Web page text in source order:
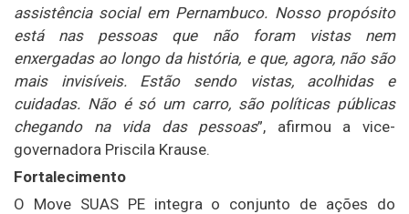
assistência social em Pernambuco. Nosso propósito
está nas pessoas que não foram vistas nem
enxergadas ao longo da história, e que, agora, não são
mais invisíveis. Estão sendo vistas, acolhidas e
cuidadas. Não é só um carro, são políticas públicas
chegando na vida das pessoas”, afirmou a vice-
governadora Priscila Krause.
Fortalecimento
O Move SUAS PE integra o conjunto de ações do